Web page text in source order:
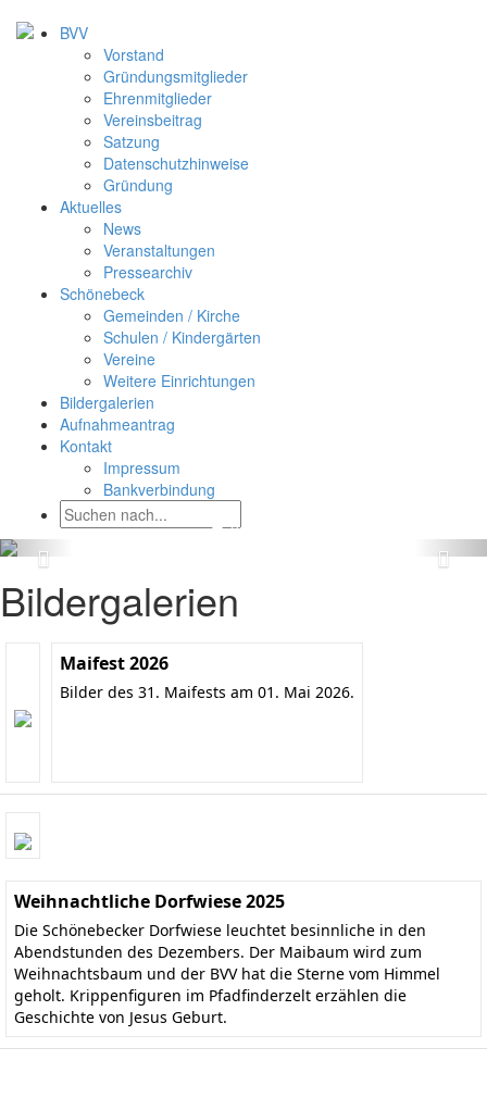
BVV
Vorstand
Gründungsmitglieder
Ehrenmitglieder
Vereinsbeitrag
Satzung
Datenschutzhinweise
Gründung
Aktuelles
News
Veranstaltungen
Pressearchiv
Schönebeck
Gemeinden / Kirche
Schulen / Kindergärten
Vereine
Weitere Einrichtungen
Bildergalerien
Aufnahmeantrag
Kontakt
Impressum
Bankverbindung
Bildergalerien
Maifest 2026
Bilder des 31. Maifests am 01. Mai 2026.
Weihnachtliche Dorfwiese 2025
Die Schönebecker Dorfwiese leuchtet besinnliche in den
Abendstunden des Dezembers. Der Maibaum wird zum
Weihnachtsbaum und der BVV hat die Sterne vom Himmel
geholt. Krippenfiguren im Pfadfinderzelt erzählen die
Geschichte von Jesus Geburt.